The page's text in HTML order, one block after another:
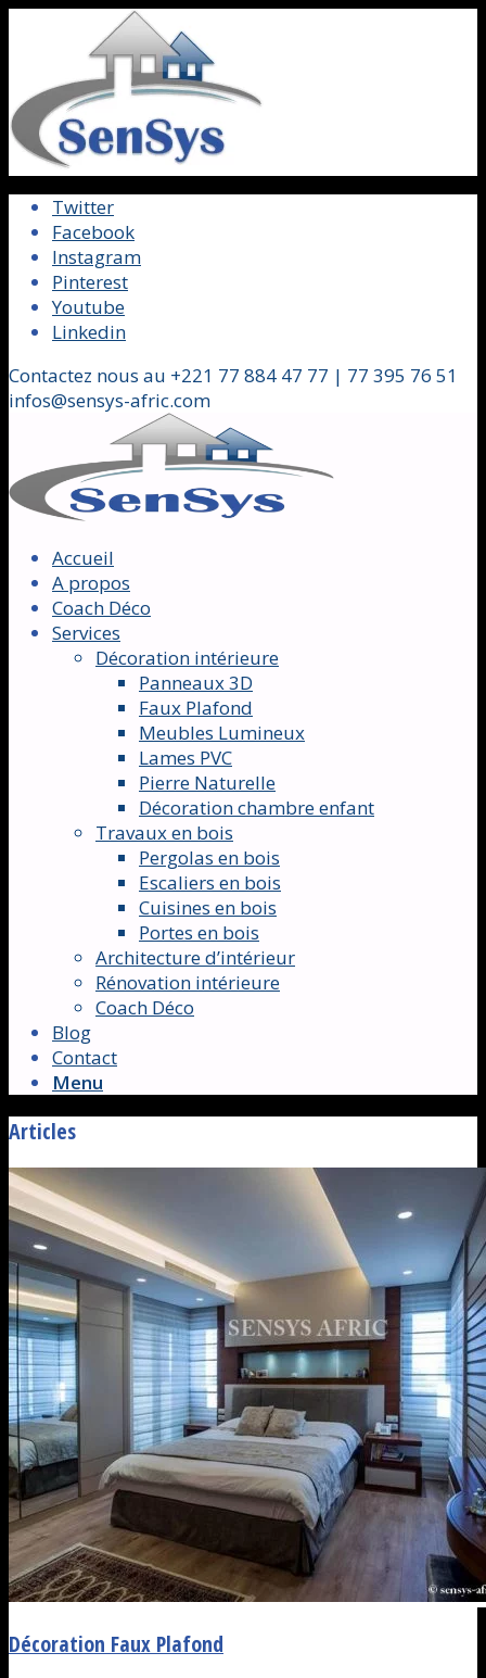
Twitter
Facebook
Instagram
Pinterest
Youtube
Linkedin
Contactez nous au +221 77 884 47 77 | 77 395 76 51
infos@sensys-afric.com
Accueil
A propos
Coach Déco
Services
Décoration intérieure
Panneaux 3D
Faux Plafond
Meubles Lumineux
Lames PVC
Pierre Naturelle
Décoration chambre enfant
Travaux en bois
Pergolas en bois
Escaliers en bois
Cuisines en bois
Portes en bois
Architecture d’intérieur
Rénovation intérieure
Coach Déco
Blog
Contact
Menu
Articles
Décoration Faux Plafond